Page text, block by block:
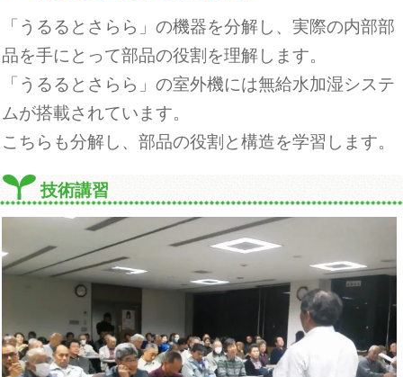
「うるるとさらら」の機器を分解し、実際の内部部
品を手にとって部品の役割を理解します。
「うるるとさらら」の室外機には無給水加湿システ
ムが搭載されています。
こちらも分解し、部品の役割と構造を学習します。
技術講習